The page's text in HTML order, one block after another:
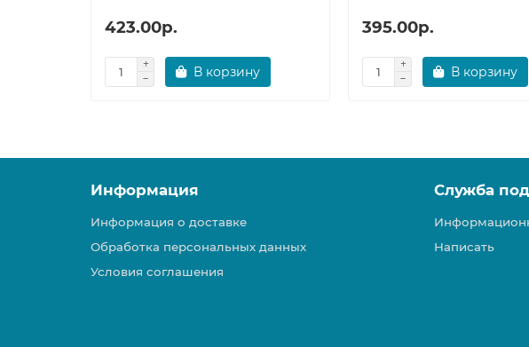
423.00р.
В корзину
395.00р.
В корзину
Информация
Информация о доставке
Обработка персональных данных
Условия соглашения
Служба
Написать